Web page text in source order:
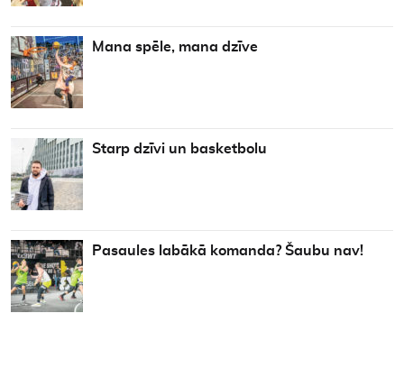
Mana spēle, mana dzīve
Starp dzīvi un basketbolu
Pasaules labākā komanda? Šaubu nav!